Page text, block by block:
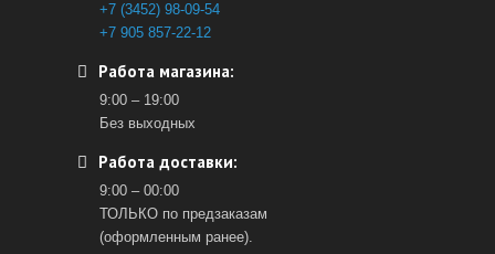
+7 (3452) 98-09-54
+7 905 857-22-12
Работа магазина:
9:00 – 19:00
Без выходных
Работа доставки:
9:00 – 00:00
ТОЛЬКО по предзаказам
(оформленным ранее).